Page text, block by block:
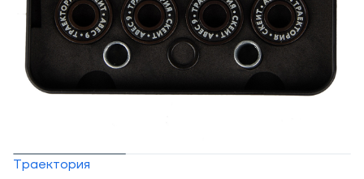
Траектория